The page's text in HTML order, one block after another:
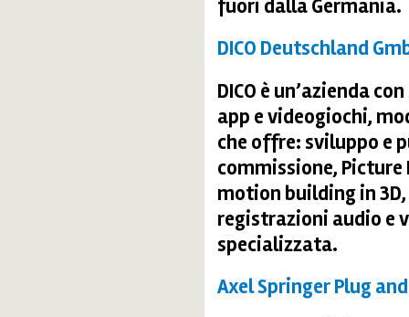
fuori dalla Germania.
DICO Deutschland
DICO è un’azienda
app e videogiochi,
che offre: sviluppo e
commissione,
motion building in
registrazioni audio e
specializzata.
Axel Springer Plug